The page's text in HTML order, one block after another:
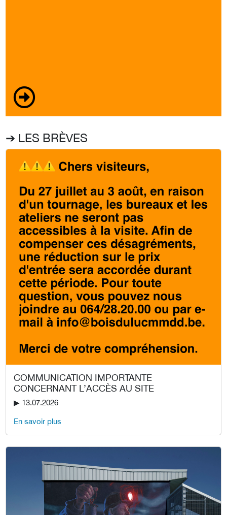
➔ LES BRÈVES
COMMUNICATION IMPORTANTE
CONCERNANT L’ACCÈS AU SITE
▶︎ 13.07.2026
En savoir plus